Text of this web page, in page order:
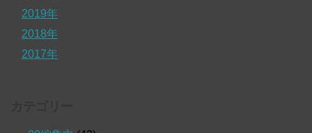
2019年
2018年
2017年